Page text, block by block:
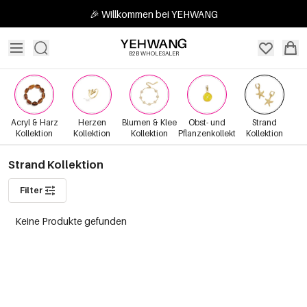
🎉 Willkommen bei YEHWANG
B2B WHOLESALER
Acryl & Harz
Kollektion
Herzen
Kollektion
Blumen & Klee
Kollektion
Obst- und
Pflanzenkollektion
Strand
Kollektion
Strand Kollektion
Filter
Keine Produkte gefunden